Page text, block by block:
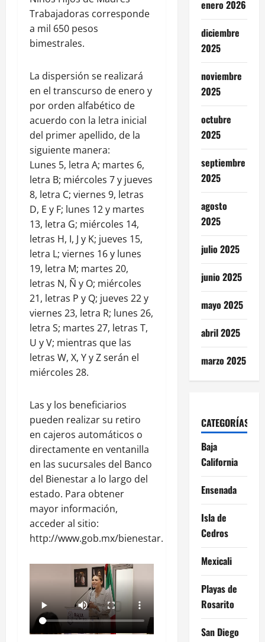
Trabajadoras corresponde
a mil 650 pesos
bimestrales.
La dispersión se realizará
en el transcurso de enero y
por orden alfabético de
acuerdo con la letra inicial
del primer apellido, de la
siguiente manera:
Lunes 5, letra A; martes 6,
letra B; miércoles 7 y jueves
8, letra C; viernes 9, letras
D, E y F; lunes 12 y martes
13, letra G; miércoles 14,
letras H, I, J y K; jueves 15,
letra L; viernes 16 y lunes
19, letra M; martes 20,
letras N, Ñ y O; miércoles
21, letras P y Q; jueves 22 y
viernes 23, letra R; lunes 26,
letra S; martes 27, letras T,
U y V; mientras que las
letras W, X, Y y Z serán el
miércoles 28.
Las y los beneficiarios
pueden realizar su retiro
en cajeros automáticos o
directamente en ventanilla
en las sucursales del Banco
del Bienestar a lo largo del
estado. Para obtener
mayor información,
acceder al sitio:
http://www.gob.mx/bienestar.
enero 2026
diciembre
2025
noviembre
2025
octubre
2025
septiembre
2025
agosto
2025
julio 2025
junio 2025
mayo 2025
abril 2025
marzo 2025
CATEGORÍAS
Baja
California
Ensenada
Isla de
Cedros
Mexicali
Playas de
Rosarito
San Diego